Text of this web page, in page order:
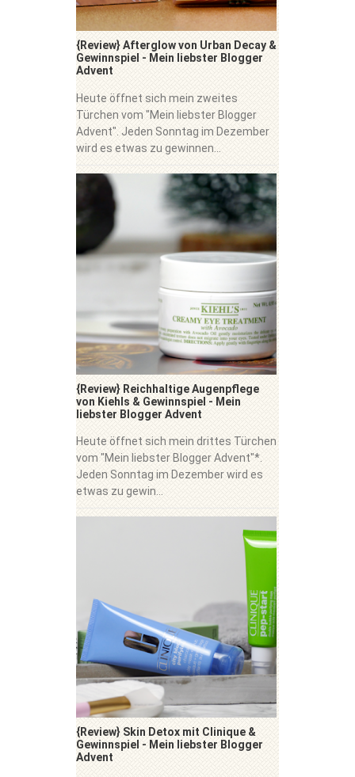
{Review} Afterglow von Urban Decay &
Gewinnspiel - Mein liebster Blogger
Advent
Heute öffnet sich mein zweites
Türchen vom "Mein liebster Blogger
Advent". Jeden Sonntag im Dezember
wird es etwas zu gewinnen...
{Review} Reichhaltige Augenpflege
von Kiehls & Gewinnspiel - Mein
liebster Blogger Advent
Heute öffnet sich mein drittes Türchen
vom "Mein liebster Blogger Advent"*.
Jeden Sonntag im Dezember wird es
etwas zu gewin...
{Review} Skin Detox mit Clinique &
Gewinnspiel - Mein liebster Blogger
Advent